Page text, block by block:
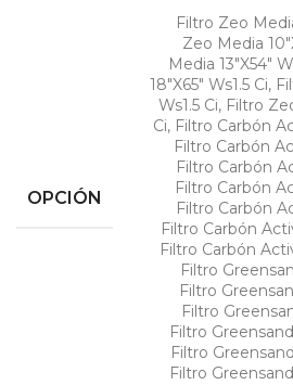
OPCIÓN
Filtro Zeo
Zeo Media
Media 13"X54"
18"X65" Ws1.5 Ci,
Ws1.5 Ci, Filtro
Ci, Filtro Carbón
Filtro Carbón
Filtro Carbón
Filtro Carbón
Filtro Carbón
Filtro Carbón
Filtro Carbón
Filtro
Filtro
Filtro
Filtro
Filtro
Filtro